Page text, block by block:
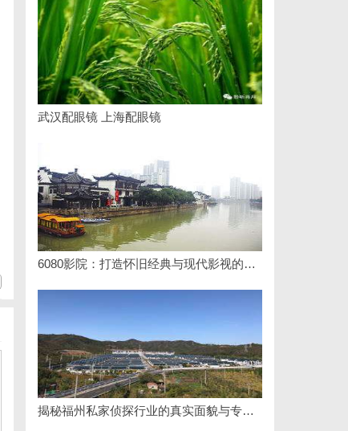
武汉配眼镜 上海配眼镜
6080影院：打造怀旧经典与现代影视的完美观影天堂
揭秘福州私家侦探行业的真实面貌与专业服务